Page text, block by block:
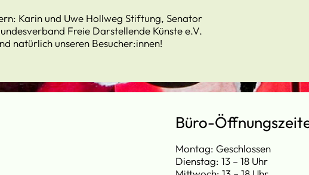
Karin und Uwe Hollweg Stiftung, Senator
Freie Darstellende Künste e.V.
natürlich unseren Besucher:innen!
Büro-
Montag: Geschlossen
Dienstag: 13 – 18 Uhr